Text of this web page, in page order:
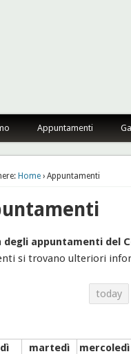
Firenze
Appuntamenti
Home› Appuntamenti
degli appuntamenti del
si trovano ulteriori
today
martedì mercoledì